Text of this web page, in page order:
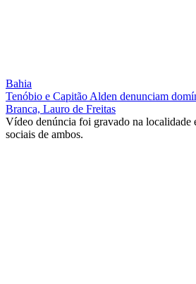
Bahia
Tenóbio e Capitão Alden denunciam
Branca, Lauro de Freitas
Vídeo denúncia foi gravado na localidade
sociais de ambos.